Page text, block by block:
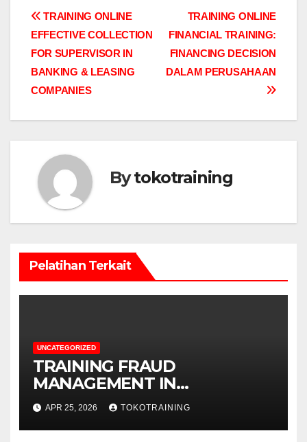
Post
navigation
TRAINING ONLINE
FINANCIAL TRAINING:
FINANCING DECISION
DALAM PERUSAHAAN
TRAINING ONLINE
EFFECTIVE COLLECTION
FOR SUPERVISOR IN
BANKING & LEASING
COMPANIES
Bytokotraining
Pelatihan Terkait
UNCATEGORIZED
TRAINING FRAUD
MANAGEMENT IN
TELECOMMUNICATION
BUSINESS
APR 25, 2026 TOKOTRAINING